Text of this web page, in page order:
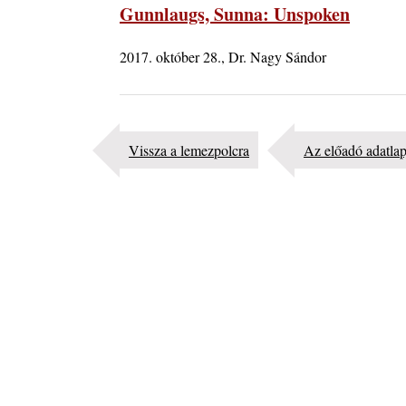
10 éve halt meg lapunk főszerkesztő-helyettese,
Attila
45 éve történt… Jazz-rock albumok 1981-ből -
„Drivin’ Hard”
2026. augusztus 03.
Gunnlaugs, Sunna: Unspoken
2017. október 28., Dr. Nagy Sándor
Vissza a lemezpolcra Az előadó